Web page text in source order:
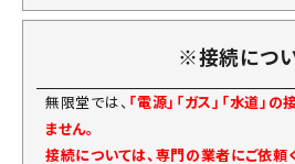
※接続につ
無限堂では、 「電源」「ガス」「水道」
ません。
接続については、専門の業者にご依頼